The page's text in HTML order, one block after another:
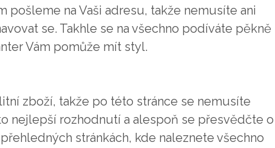
pošleme na Vaši adresu, takže nemusíte ani
se. Takhle se na všechno podíváte pěkně
Vám pomůže mít styl.
zboží, takže po této stránce se nemusíte
nejlepší rozhodnutí a alespoň se přesvědčte o
stránkách, kde naleznete všechno